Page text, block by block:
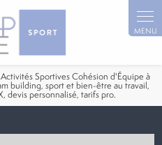
Sportives Cohésion d'Équipe à
building, sport et bien-être au travail,
devis personnalisé, tarifs pro.